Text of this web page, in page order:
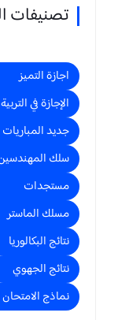
تصنيفات
اجازة التميز
الإجازة في التربية
جديد المباريات
سلك
مستجدات
مسلك الماستر
نتائج البكالوريا
نتائج الجهوي
نماذج